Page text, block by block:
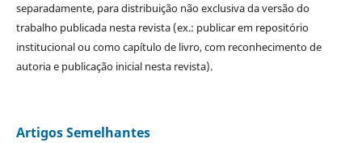
separadamente, para distribuição não exclusiva da versão do
trabalho publicada nesta revista (ex.: publicar em repositório
institucional ou como capítulo de livro, com reconhecimento de
autoria e publicação inicial nesta revista).
Artigos Semelhantes